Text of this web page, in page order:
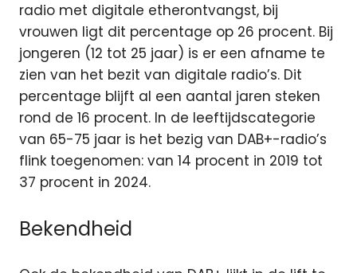
radio met digitale etherontvangst, bij
vrouwen ligt dit percentage op 26 procent. Bij
jongeren (12 tot 25 jaar) is er een afname te
zien van het bezit van digitale radio’s. Dit
percentage blijft al een aantal jaren steken
rond de 16 procent. In de leeftijdscategorie
van 65-75 jaar is het bezig van DAB+-radio’s
flink toegenomen: van 14 procent in 2019 tot
37 procent in 2024.
Bekendheid